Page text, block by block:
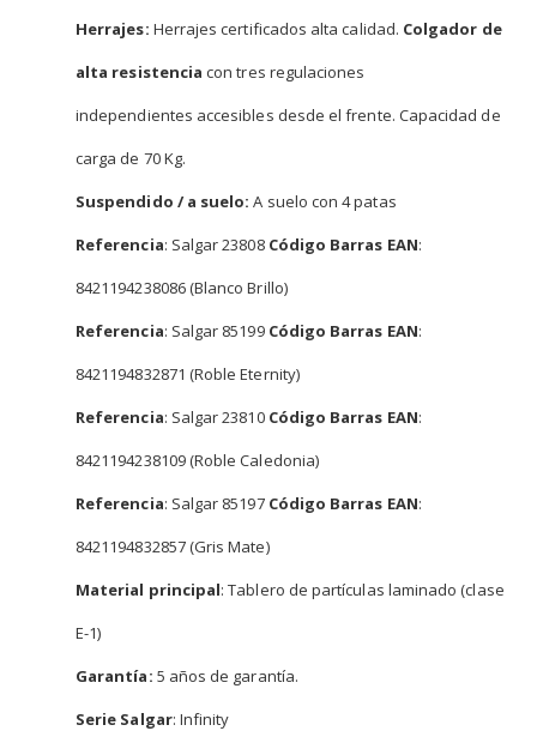
Herrajes: Herrajes certificados alta calidad. Colgador de
alta resistencia con tres regulaciones
independientes accesibles desde el frente. Capacidad de
carga de 70 Kg.
Suspendido / a suelo: A suelo con 4 patas
Referencia: Salgar 23808 Código Barras EAN:
8421194238086 (Blanco Brillo)
Referencia: Salgar 85199 Código Barras EAN:
8421194832871 (Roble Eternity)
Referencia: Salgar 23810 Código Barras EAN:
8421194238109 (Roble Caledonia)
Referencia: Salgar 85197 Código Barras EAN:
8421194832857 (Gris Mate)
Material principal: Tablero de partículas laminado (clase
E-1)
Garantía: 5 años de garantía.
Serie Salgar: Infinity